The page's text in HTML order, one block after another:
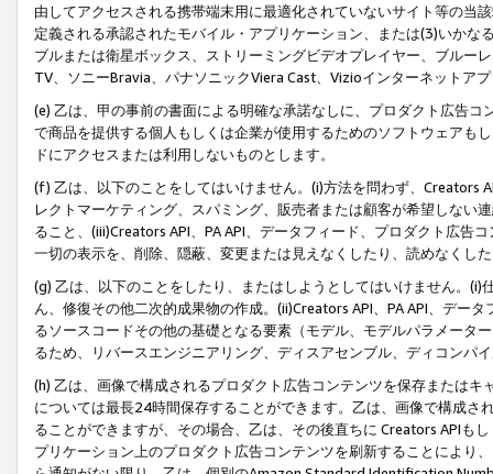
由してアクセスされる携帯端末用に最適化されていないサイト等の当
定義される承認されたモバイル・アプリケーション、または(3)いか
ブルまたは衛星ボックス、ストリーミングビデオプレイヤー、ブルー
TV、ソニーBravia、パナソニックViera Cast、Vizioインターネットア
(e) 乙は、甲の事前の書面による明確な承諾なしに、プロダクト広告
で商品を提供する個人もしくは企業が使用するためのソフトウェアも
ドにアクセスまたは利用しないものとします。
(f) 乙は、以下のことをしてはいけません。(i)方法を問わず、Creators
レクトマーケティング、スパミング、販売者または顧客が希望しない
ること、(iii)Creators API、PA API、データフィード、プロダクト広告
一切の表示を、削除、隠蔽、変更または見えなくしたり、読めなくし
(g) 乙は、以下のことをしたり、またはしようとしてはいけません。
ん、修復その他二次的成果物の作成。(ii)Creators API、PA API、デー
るソースコードその他の基礎となる要素（モデル、モデルパラメータ
るため、リバースエンジニアリング、ディスアセンブル、ディコンパ
(h) 乙は、画像で構成されるプロダクト広告コンテンツを保存または
については最長24時間保存することができます。乙は、画像で構成
ることができますが、その場合、乙は、その後直ちに Creators APIも
プリケーション上のプロダクト広告コンテンツを刷新することにより